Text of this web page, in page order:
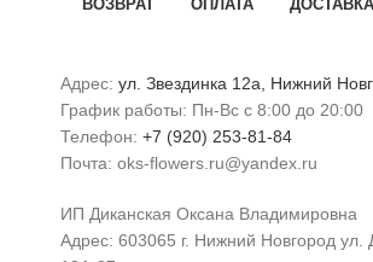
ВОЗВРАТ ОПЛАТА ДОСТАВКА
Адрес: ул. Звездинка 12а, Нижний
График работы: Пн-Вс с 8:00 до 20:00
Телефон: +7 (920) 253-81-84
Почта: oks-flowers.ru@yandex.ru
ИП Диканская Оксана Владимировна
Адрес: 603065 г. Нижний Новгород ул.